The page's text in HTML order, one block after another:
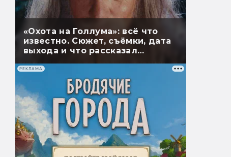
«Охота на Голлума»: всё что
известно. Сюжет, съёмки, дата
выхода и что рассказал
РЕКЛАМА